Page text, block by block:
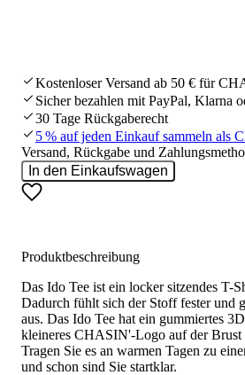
Kostenloser Versand ab 50 € für
Sicher bezahlen mit PayPal, Klarna
30 Tage Rückgaberecht
5 % auf jeden Einkauf sammeln als
Versand, Rückgabe und
In den Einkaufswagen
Produktbeschreibung
Das Ido Tee ist ein locker sitzendes T-
Dadurch fühlt sich der Stoff fester und
aus. Das Ido Tee hat ein gummiertes
kleineres CHASIN'-Logo auf der Brust
Tragen Sie es an warmen Tagen zu
und schon sind Sie startklar.